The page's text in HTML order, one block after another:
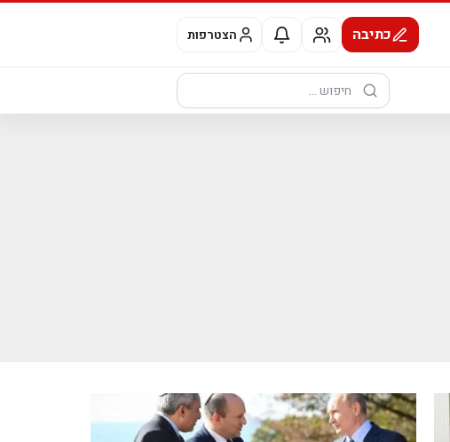
כתיבה הצטרפות
חיפוש: